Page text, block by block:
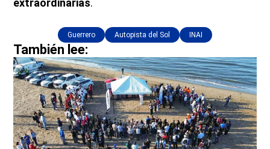
extraordinarias.
Guerrero Autopista del Sol INAI
También lee: